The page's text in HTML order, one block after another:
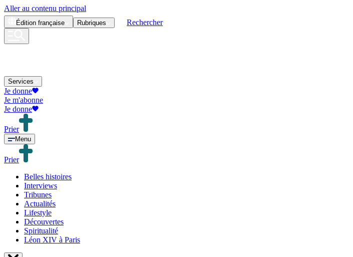
Aller au contenu principal
Édition française Rubriques Rechercher
Services
Je donne
Je m'abonne
Je donne
Prier
Menu
Prier
Belles histoires
Interviews
Tribunes
Actualités
Lifestyle
Découvertes
Spiritualité
Léon XIV à Paris